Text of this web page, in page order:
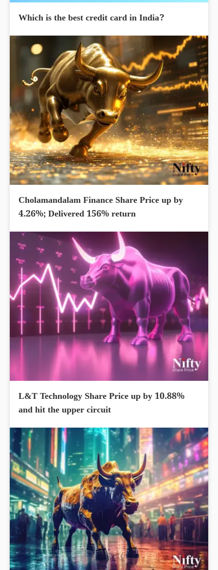
Which is the best credit card in India?
Cholamandalam Finance Share Price up by
4.26%; Delivered 156% return
L&T Technology Share Price up by 10.88%
and hit the upper circuit